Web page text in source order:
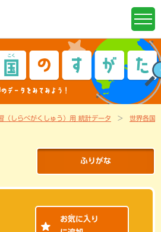
（しらべがくしゅう）用 統計データ 世界各国
ふりがな
お気に入 り